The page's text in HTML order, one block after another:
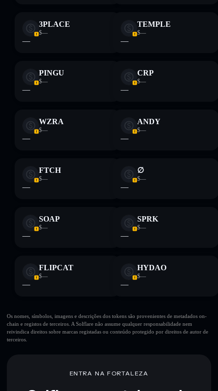
3PLACE
$—
—
TEMPLE
$—
—
PINGU
$—
—
CRP
$—
—
WZRA
$—
—
ANDY
$—
—
FTCH
$—
—
∅
$—
—
SOAP
$—
—
SPRK
$—
—
FLIPCAT
$—
—
HYDAO
$—
—
Os nomes, símbolos, imagens e descrições dos tokens são provenientes de metadados on-
chain e registos de terceiros. A Solflare não assume qualquer responsabilidade nem
reivindica direitos sobre marcas registadas ou conteúdo protegido por direitos de autor de
terceiros.
ENTRA NA FORTALEZA